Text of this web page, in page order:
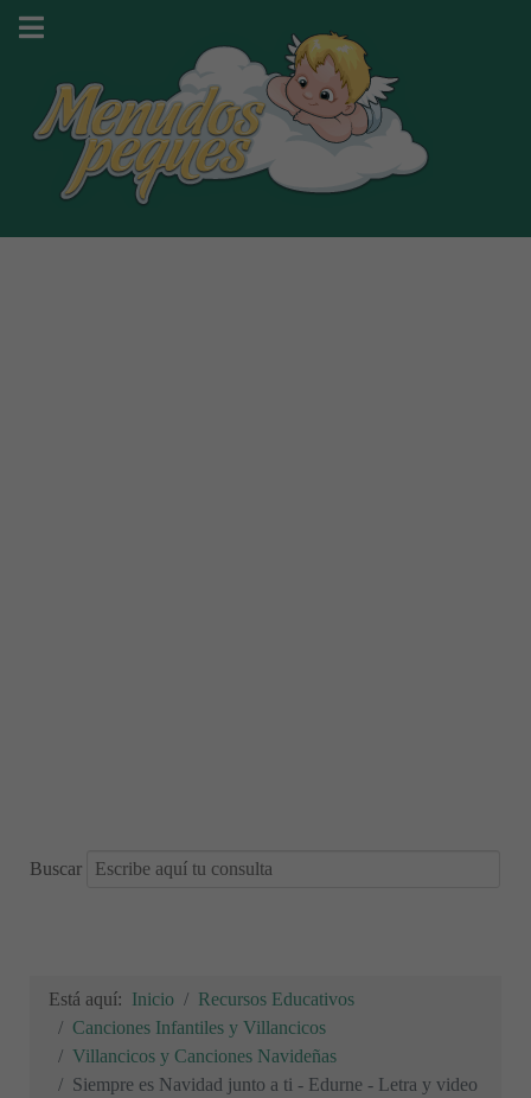
Buscar
Está aquí: Inicio
Recursos Educativos
Canciones Infantiles y Villancicos
Villancicos y Canciones Navideñas
Siempre es Navidad junto a ti - Edurne - Letra y video